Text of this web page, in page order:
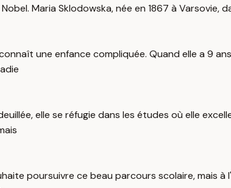
Maria Sklodowska, née en 1867 à Varsovie,
une enfance compliquée. Quand elle a 9
elle se réfugie dans les études où elle
poursuivre ce beau parcours scolaire, mais